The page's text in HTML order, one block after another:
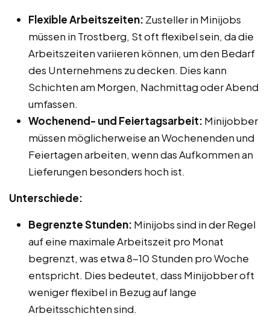
Flexible Arbeitszeiten: Zusteller in Minijobs
müssen in Trostberg, St oft flexibel sein, da die
Arbeitszeiten variieren können, um den Bedarf
des Unternehmens zu decken. Dies kann
Schichten am Morgen, Nachmittag oder Abend
umfassen.
Wochenend- und Feiertagsarbeit: Minijobber
müssen möglicherweise an Wochenenden und
Feiertagen arbeiten, wenn das Aufkommen an
Lieferungen besonders hoch ist.
Unterschiede:
Begrenzte Stunden: Minijobs sind in der Regel
auf eine maximale Arbeitszeit pro Monat
begrenzt, was etwa 8-10 Stunden pro Woche
entspricht. Dies bedeutet, dass Minijobber oft
weniger flexibel in Bezug auf lange
Arbeitsschichten sind.